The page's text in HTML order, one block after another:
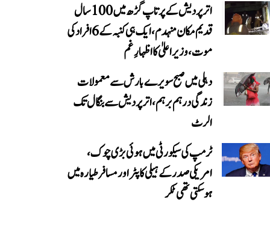
اتر پردیش کے پرتاپ گڑھ میں 100 سال
قدیم مکان منہدم، ایک ہی کنبہ کے 6 افراد کی
موت، وزیر اعلیٰ کا اظہارِ غم
دہلی میں صبح سویرے بارش سے معمولات
زندگی درہم برہم، اترپردیش سے بنگال تک
الرٹ
ٹرمپ کی سیکورٹی میں ہوئی بڑی چوک،
امریکی صدر کے ہیلی کاپٹر اور مسافر طیارہ میں
ہو سکتی تھی ٹکر